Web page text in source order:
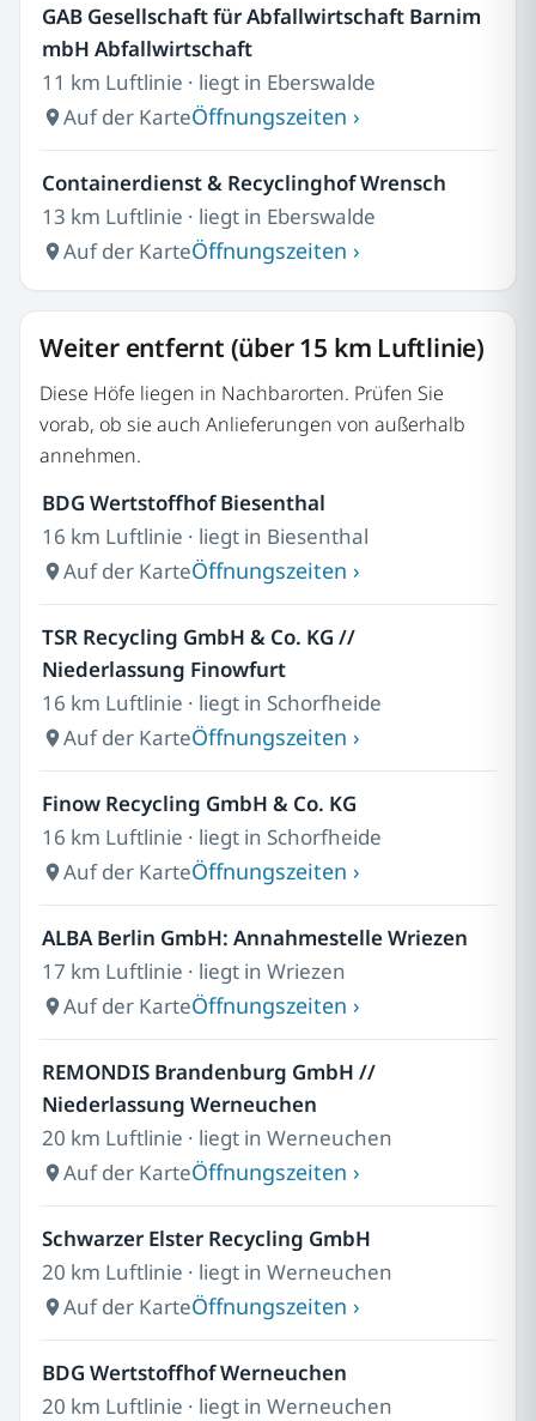
GAB Gesellschaft für Abfallwirtschaft Barnim
mbH Abfallwirtschaft
11 km Luftlinie · liegt in Eberswalde
Auf der KarteÖffnungszeiten ›
Containerdienst & Recyclinghof Wrensch
13 km Luftlinie · liegt in Eberswalde
Auf der KarteÖffnungszeiten ›
Weiter entfernt (über 15 km Luftlinie)
Diese Höfe liegen in Nachbarorten. Prüfen Sie
vorab, ob sie auch Anlieferungen von außerhalb
annehmen.
BDG Wertstoffhof Biesenthal
16 km Luftlinie · liegt in Biesenthal
Auf der KarteÖffnungszeiten ›
TSR Recycling GmbH & Co. KG //
Niederlassung Finowfurt
16 km Luftlinie · liegt in Schorfheide
Auf der KarteÖffnungszeiten ›
Finow Recycling GmbH & Co. KG
16 km Luftlinie · liegt in Schorfheide
Auf der KarteÖffnungszeiten ›
ALBA Berlin GmbH: Annahmestelle Wriezen
17 km Luftlinie · liegt in Wriezen
Auf der KarteÖffnungszeiten ›
REMONDIS Brandenburg GmbH //
Niederlassung Werneuchen
20 km Luftlinie · liegt in Werneuchen
Auf der KarteÖffnungszeiten ›
Schwarzer Elster Recycling GmbH
20 km Luftlinie · liegt in Werneuchen
Auf der KarteÖffnungszeiten ›
BDG Wertstoffhof Werneuchen
20 km Luftlinie · liegt in Werneuchen